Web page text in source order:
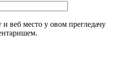
веб место у овом прегледачу